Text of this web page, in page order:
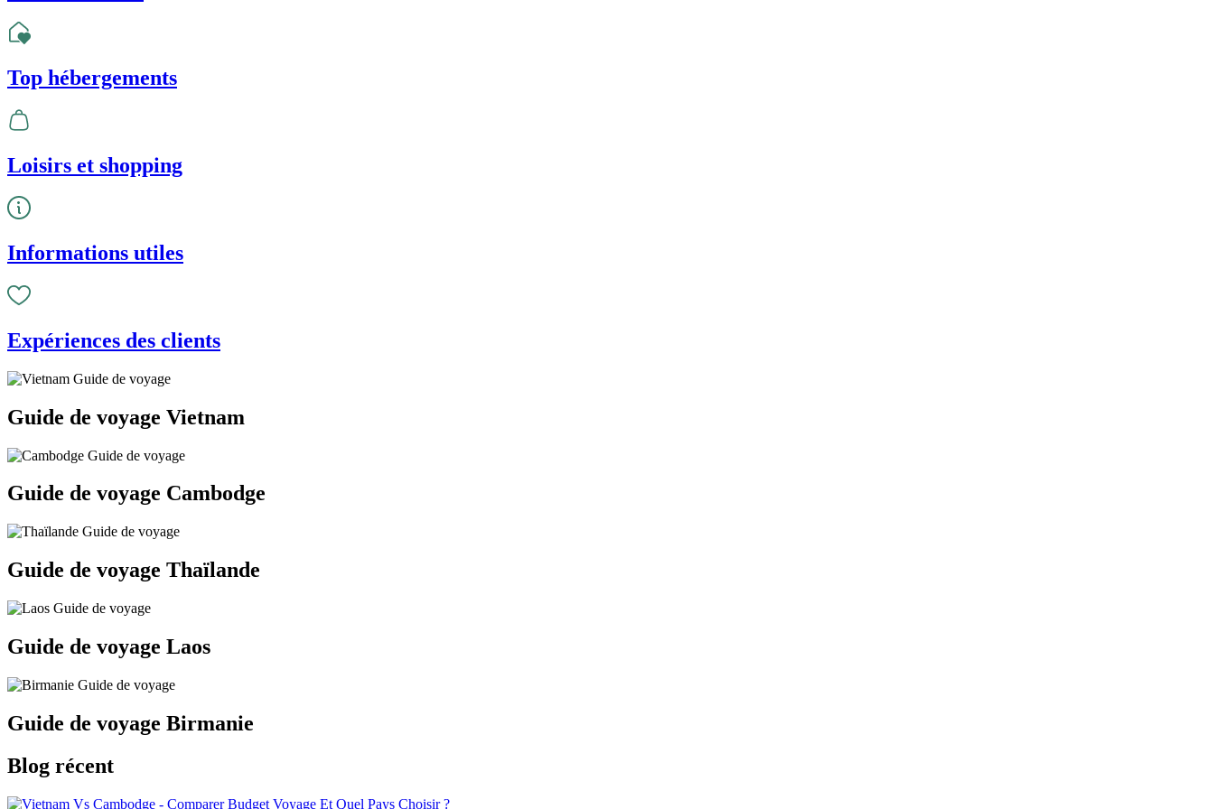
Top hébergements
Loisirs et shopping
Informations utiles
Expériences des clients
Guide de voyage Vietnam
Guide de voyage Cambodge
Guide de voyage Thaïlande
Guide de voyage Laos
Guide de voyage Birmanie
Blog récent